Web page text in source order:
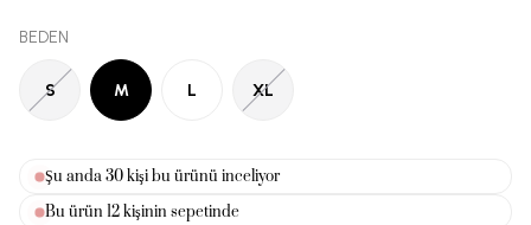
BEDEN
S M L XL
Şu anda32kişi bu ürünü inceliyor
Bu ürün12kişinin sepetinde